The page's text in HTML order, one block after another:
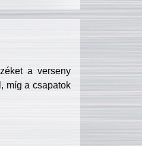
a verseny
míg a csapatok